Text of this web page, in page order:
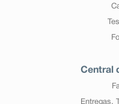
Central
Entregas,